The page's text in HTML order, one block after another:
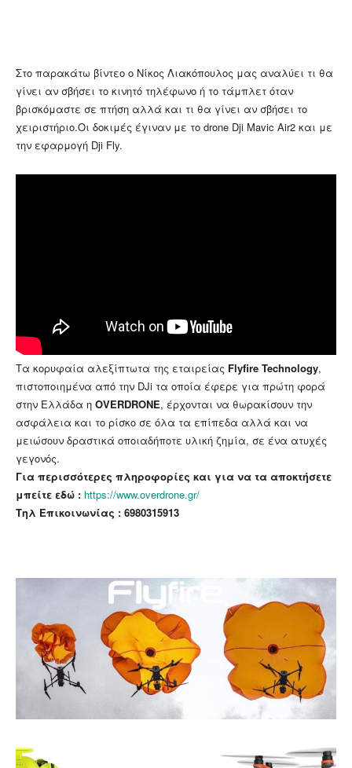
Στο παρακάτω βίντεο ο Νίκος Λιακόπουλος μας αναλύει τι θα
γίνει αν σβήσει το κινητό τηλέφωνο ή το τάμπλετ όταν
βρισκόμαστε σε πτήση αλλά και τι θα γίνει αν σβήσει το
χειριστήριο.Οι δοκιμές έγιναν με το drone Dji Mavic Air2 και με
την εφαρμογή Dji Fly.
Τα κορυφαία αλεξίπτωτα της εταιρείας Flyfire Technology,
πιστοποιημένα από την DJi τα οποία έφερε για πρώτη φορά
στην Ελλάδα η OVERDRONE, έρχονται να θωρακίσουν την
ασφάλεια και το ρίσκο σε όλα τα επίπεδα αλλά και να
μειώσουν δραστικά οποιαδήποτε υλική ζημία, σε ένα ατυχές
γεγονός.
Για περισσότερες πληροφορίες και για να τα αποκτήσετε
μπείτε εδώ : https://www.overdrone.gr/
Τηλ Επικοινωνίας : 6980315913